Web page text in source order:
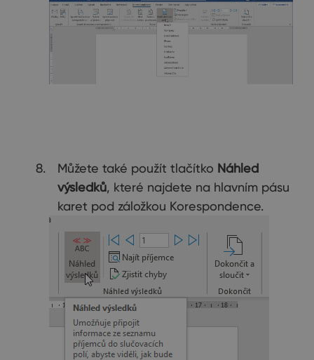
Můžete také použít tlačítko Náhled
výsledků, které najdete na hlavním pásu
karet pod záložkou Korespondence.